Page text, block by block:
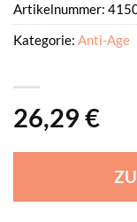
26,29 €
Artikelnummer:
Kategorie: Anti-Age